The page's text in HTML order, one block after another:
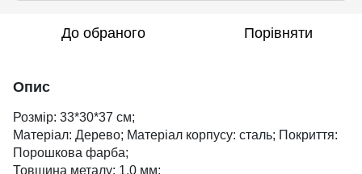
До обраного Порівняти
Опис
Розмір: 33*30*37 см;
Матеріал: Дерево; Матеріал корпусу: сталь; Покриття:
Порошкова фарба;
Товщина металу: 1,0 мм;